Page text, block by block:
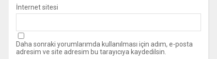
İnternet sitesi
Daha sonraki yorumlarımda kullanılması için adım, e-posta
adresim ve site adresim bu tarayıcıya kaydedilsin.